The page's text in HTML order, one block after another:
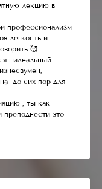
лекцию в
профессионализм
легкость и
🥰
: идеальный
до сих пор для
, ты как
преподнести это